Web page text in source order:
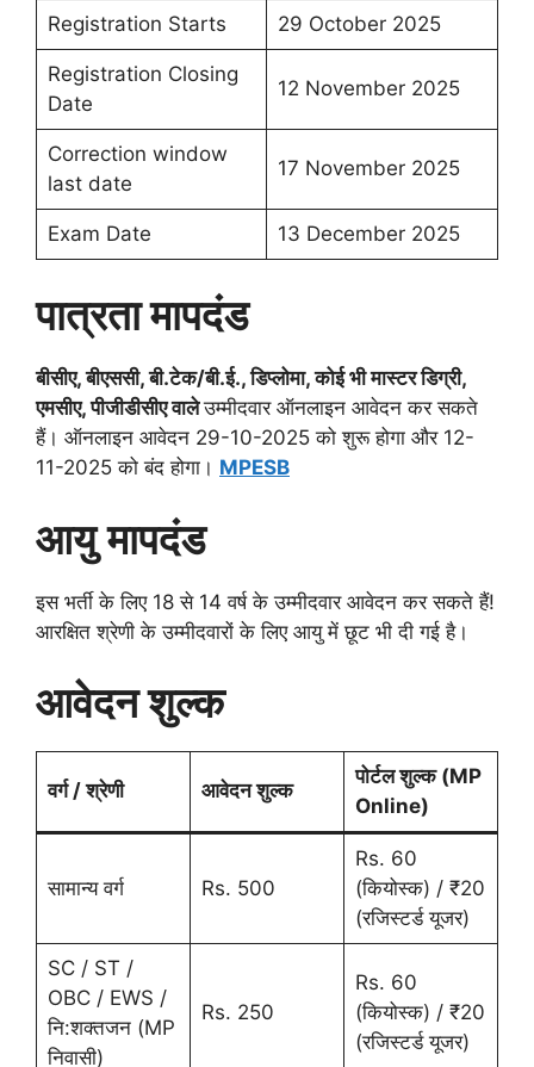
Registration Starts 29 October 2025
Registration Closing
Date
12 November 2025
Correction window
last date
17 November 2025
Exam Date 13 December 2025
पात्रता मापदंड
बीसीए, बीएससी, बी.टेक/बी.ई., डिप्लोमा, कोई भी मास्टर डिग्री,
एमसीए, पीजीडीसीए वालेउम्मीदवार ऑनलाइन आवेदन कर सकते
हैं। ऑनलाइन आवेदन 29-10-2025 को शुरू होगा और 12-
11-2025 को बंद होगा। MPESB
आयु मापदंड
इस भर्ती के लिए 18 से 14 वर्ष के उम्मीदवार आवेदन कर सकते हैं!
आरक्षित श्रेणी के उम्मीदवारों के लिए आयु में छूट भी दी गई है।
आवेदन शुल्क
वर्ग / श्रेणी आवेदन शुल्क
पोर्टल शुल्क (MP
Online)
सामान्य वर्ग Rs. 500
Rs. 60
(कियोस्क) / ₹20
(रजिस्टर्ड यूजर)
SC / ST /
OBC / EWS /
नि:शक्तजन (MP
निवासी)
Rs. 250
Rs. 60
(कियोस्क) / ₹20
(रजिस्टर्ड यूजर)